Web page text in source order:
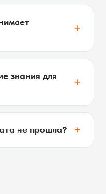
+
знания для
+
не прошла? +